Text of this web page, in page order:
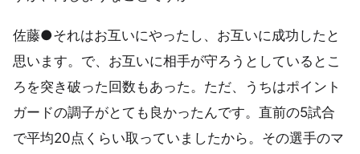
佐藤●それはお互いにやったし、お互いに成功したと
思います。で、お互いに相手が守ろうとしているとこ
ろを突き破った回数もあった。ただ、うちはポイント
ガードの調子がとても良かったんです。直前の5試合
で平均20点くらい取っていましたから。その選手のマ